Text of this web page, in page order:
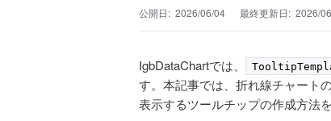
公開日: 2026/06/04 最終更新日: 2026/
IgbDataChartでは、
す。本記事では、折れ線チャート
表示するツールチップの作成方法を